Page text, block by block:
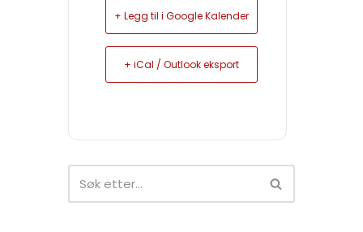
+ Legg til i Google Kalender
+ iCal / Outlook eksport